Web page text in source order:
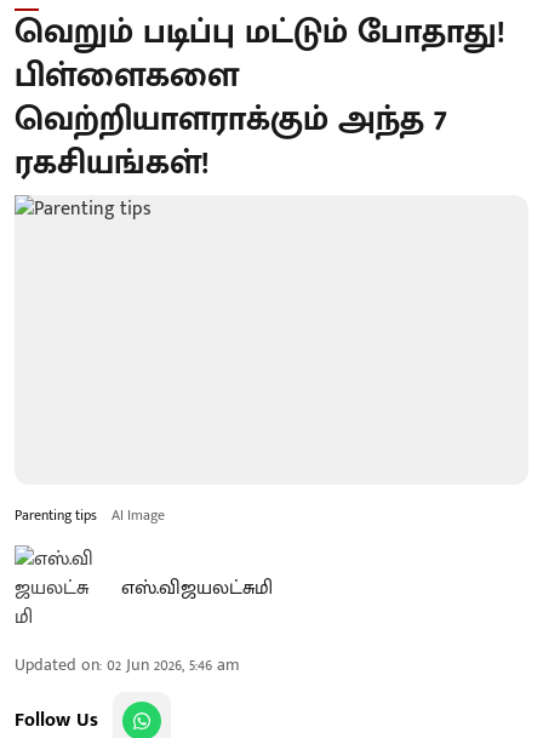
வெறும் படிப்பு மட்டும் போதாது!
பிள்ளைகளை
வெற்றியாளராக்கும் அந்த 7
ரகசியங்கள்!
Parenting tips AI Image
எஸ்.விஜயலட்சுமி
Updated on:02 Jun 2026, 5:46 am
Follow Us